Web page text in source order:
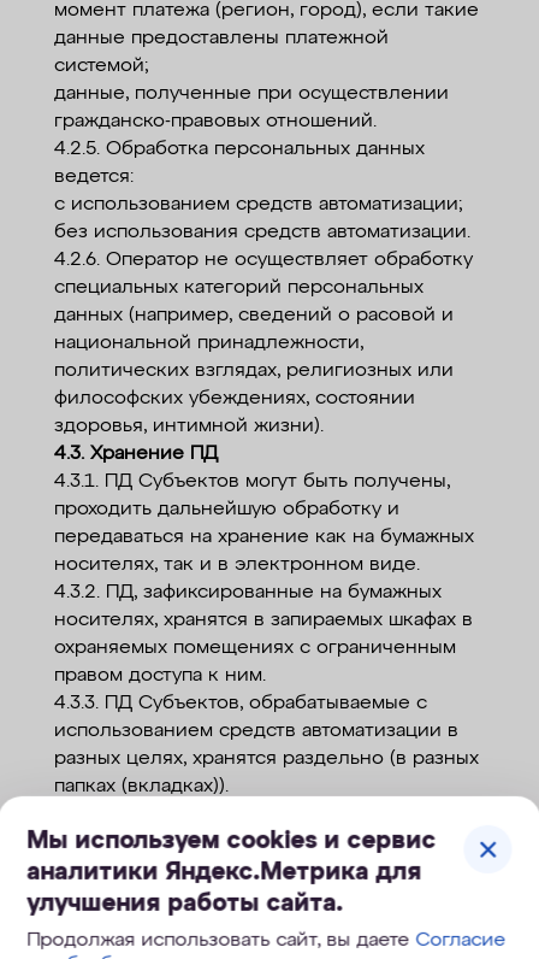
момент платежа (регион, город), если такие
данные предоставлены платежной
системой;
данные, полученные при осуществлении
гражданско-правовых отношений.
4.2.5. Обработка персональных данных
ведется:
с использованием средств автоматизации;
без использования средств автоматизации.
4.2.6. Оператор не осуществляет обработку
специальных категорий персональных
данных (например, сведений о расовой и
национальной принадлежности,
политических взглядах, религиозных или
философских убеждениях, состоянии
здоровья, интимной жизни).
4.3. Хранение ПД
4.3.1. ПД Субъектов могут быть получены,
проходить дальнейшую обработку и
передаваться на хранение как на бумажных
носителях, так и в электронном виде.
4.3.2. ПД, зафиксированные на бумажных
носителях, хранятся в запираемых шкафах в
охраняемых помещениях с ограниченным
правом доступа к ним.
4.3.3. ПД Субъектов, обрабатываемые с
использованием средств автоматизации в
разных целях, хранятся раздельно (в разных
папках (вкладках)).
размещение документов, содержащих ПД, в
открытых электронных каталогах
(файлообменниках) в ИСПД.
определить субъекта ПД, осуществляется
Мы используем cookies и сервис
аналитики Яндекс.Метрика для
улучшения работы сайта.
Продолжая использовать сайт, вы даетеСогласие